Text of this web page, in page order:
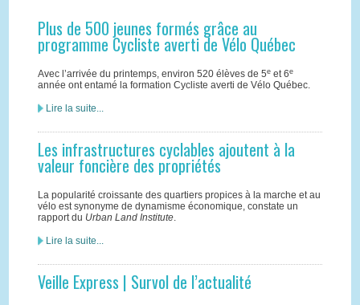
Plus de 500 jeunes formés grâce au
programme Cycliste averti de Vélo Québec
Avec l’arrivée du printemps, environ 520 élèves de 5eet 6e
année ont entamé la formation Cycliste averti de Vélo Québec.
Lire la suite...
Les infrastructures cyclables ajoutent à la
valeur foncière des propriétés
La popularité croissante des quartiers propices à la marche et au
vélo est synonyme de dynamisme économique, constate un
rapport du Urban Land Institute.
Lire la suite...
Veille Express | Survol de l’actualité